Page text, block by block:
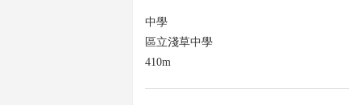
中學
區立淺草中學
410m